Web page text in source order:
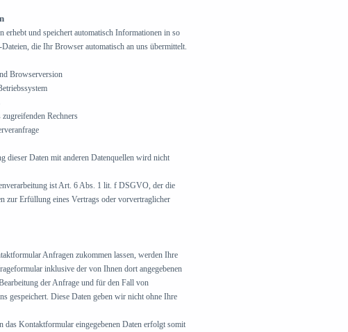
erhebt und speichert automatisch Informationen in so
die Ihr Browser automatisch an uns übermittelt.
Browserversion
zugreifenden Rechners
dieser Daten mit anderen Datenquellen wird nicht
ist Art. 6 Abs. 1 lit. f DSGVO, der die
zur Erfüllung eines Vertrags oder vorvertraglicher
Anfragen zukommen lassen, werden Ihre
inklusive der von Ihnen dort angegebenen
der Anfrage und für den Fall von
gespeichert. Diese Daten geben wir nicht ohne Ihre
das Kontaktformular eingegebenen Daten erfolgt somit